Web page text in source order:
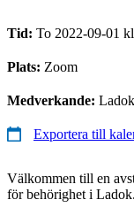
Tid: To 2022-09-01
Plats: Zoom
Medverkande:
Exportera till
Välkommen till en
för behörighet i Ladok.